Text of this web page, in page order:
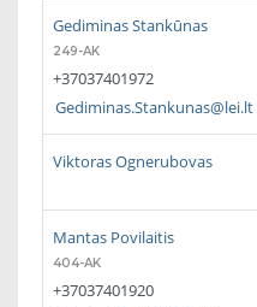
Gediminas Stankūnas
249-AK
+37037401972
Gediminas.Stankunas@lei.lt
Viktoras Ognerubovas
Mantas Povilaitis
404-AK
+37037401920